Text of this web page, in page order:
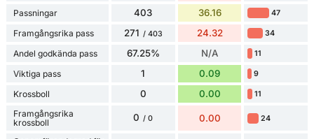
Passningar 403 36.16 47
Framgångsrika pass 271 / 403 24.32 34
Andel godkända pass 67.25% N/A 11
Viktiga pass 1 0.09 9
Krossboll 0 0.00 11
Framgångsrika
krossboll
0 / 0 0.00 24